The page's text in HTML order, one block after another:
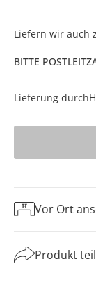
Liefern wir auch
BITTE
Lieferung durch
Vor Ort
Produkt